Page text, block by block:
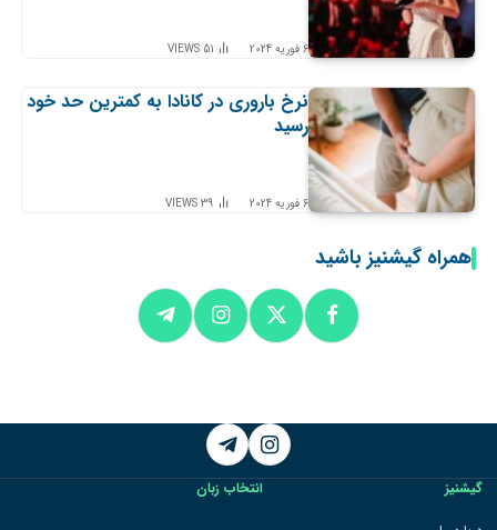
6 فوریه 2024 51
VIEWS
نرخ باروری در کانادا به کمترین حد خود
رسید
6 فوریه 2024 39
VIEWS
همراه گیشنیز باشید
Instagram
Telegram
گیشنیز
انتخاب زبان